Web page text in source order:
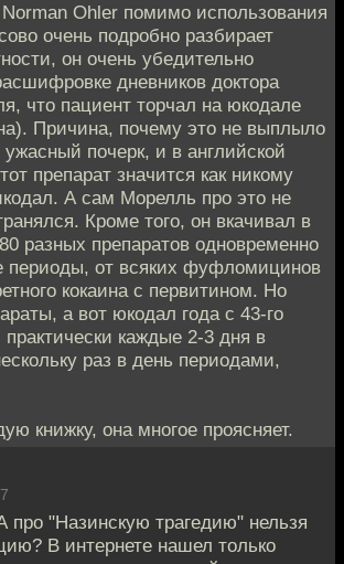
Ohler помимо использования
очень подробно разбирает
он очень убедительно
дневников доктора
что пациент торчал на юкодале
Причина, почему это не выплыло
почерк, и в английской
препарат значится как никому
А сам Морелль про это не
Кроме того, он вкачивал в
разных препаратов одновременно
периоды, от всяких фуфломицинов
кокаина с первитином. Но
а вот юкодал года с 43-го
практически каждые 2-3 дня в
раз в день периодами,
книжку, она многое проясняет.
про "Назинскую трагедию" нельзя
В интернете нашел только